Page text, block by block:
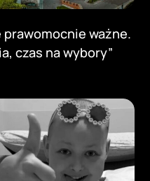
ważne.
czas na wybory”